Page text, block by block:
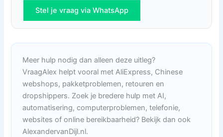
Stel je vraag via WhatsApp
Meer hulp nodig dan alleen deze uitleg?
VraagAlex helpt vooral met AliExpress, Chinese
webshops, pakketproblemen, retouren en
dropshippers. Zoek je bredere hulp met AI,
automatisering, computerproblemen, telefonie,
websites of online bereikbaarheid? Bekijk dan ook
AlexandervanDijl.nl.